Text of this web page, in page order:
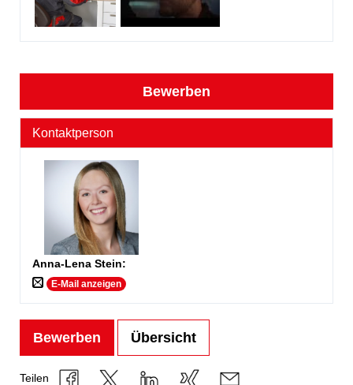
Bewerben
Kontaktperson
Anna-Lena Stein:
E-Mail anzeigen
Bewerben Übersicht
Teilen